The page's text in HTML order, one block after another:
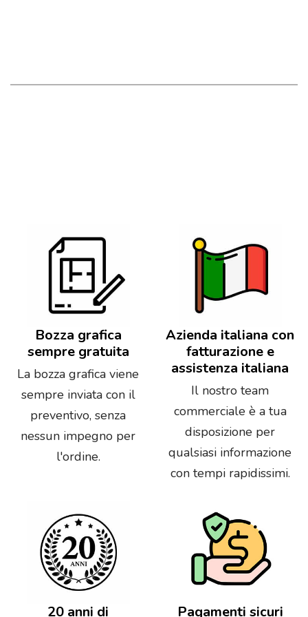
Bozza grafica
sempre gratuita
La bozza grafica viene
sempre inviata con il
preventivo, senza
nessun impegno per
l'ordine.
Azienda italiana con
fatturazione e
assistenza italiana
Il nostro team
commerciale è a tua
disposizione per
qualsiasi informazione
con tempi rapidissimi.
20 anni di Pagamenti sicuri